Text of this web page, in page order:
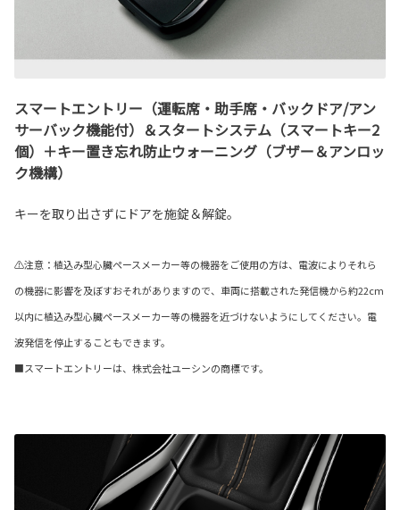
スマートエントリー（運転席・助手席・バックドア/アン
サーバック機能付）＆スタートシステム（スマートキー2
個）＋キー置き忘れ防止ウォーニング（ブザー＆アンロッ
ク機構）
キーを取り出さずにドアを施錠＆解錠。
⚠注意：植込み型心臓ペースメーカー等の機器をご使用の方は、電波によりそれら
の機器に影響を及ぼすおそれがありますので、車両に搭載された発信機から約22cm
以内に植込み型心臓ペースメーカー等の機器を近づけないようにしてください。電
波発信を停止することもできます。
■スマートエントリーは、株式会社ユーシンの商標です。